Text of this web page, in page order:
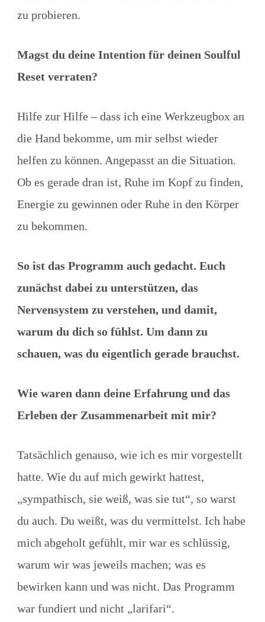
zu probieren.
Magst du deine Intention für deinen Soulful
Reset verraten?
Hilfe zur Hilfe – dass ich eine Werkzeugbox an
die Hand bekomme, um mir selbst wieder
helfen zu können. Angepasst an die Situation.
Ob es gerade dran ist, Ruhe im Kopf zu finden,
Energie zu gewinnen oder Ruhe in den Körper
zu bekommen.
So ist das Programm auch gedacht. Euch
zunächst dabei zu unterstützen, das
Nervensystem zu verstehen, und damit,
warum du dich so fühlst. Um dann zu
schauen, was du eigentlich gerade brauchst.
Wie waren dann deine Erfahrung und das
Erleben der Zusammenarbeit mit mir?
Tatsächlich genauso, wie ich es mir vorgestellt
hatte. Wie du auf mich gewirkt hattest,
„sympathisch, sie weiß, was sie tut“, so warst
du auch. Du weißt, was du vermittelst. Ich habe
mich abgeholt gefühlt, mir war es schlüssig,
warum wir was jeweils machen; was es
bewirken kann und was nicht. Das Programm
war fundiert und nicht „larifari“.